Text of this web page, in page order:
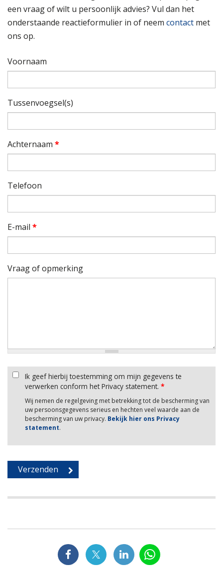
een vraag of wilt u persoonlijk advies? Vul dan het
onderstaande reactieformulier in of neem contact met
ons op.
Voornaam
Tussenvoegsel(s)
Achternaam *
Telefoon
E-mail *
Vraag of opmerking
Ik geef hierbij toestemming om mijn gegevens te
verwerken conform het Privacy statement. *
Wij nemen de regelgeving met betrekking tot de bescherming van
uw persoonsgegevens serieus en hechten veel waarde aan de
bescherming van uw privacy. Bekijk hier ons Privacy
statement.